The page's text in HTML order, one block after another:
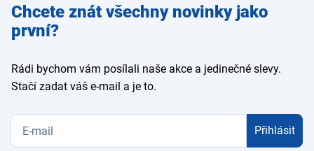
Zadejte
e-mail
Chcete znát všechny novinky jako
první?
Rádi bychom vám posílali naše akce a jedinečné slevy.
Stačí zadat váš e-mail a je to.
Přihlásit